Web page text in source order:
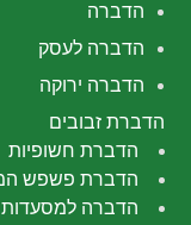
הדברה
הדברה לעסק
הדברה ירוקה
הדברת זבובים
הדברת חשופיות
הדברת פשפש
הדברה למסעדות